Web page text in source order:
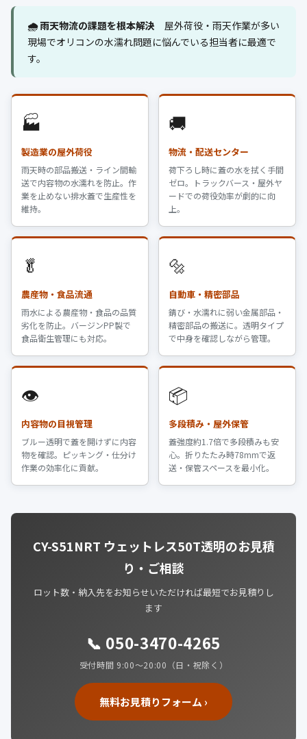
🌧️ 雨天物流の課題を根本解決 屋外荷役・雨天作業が多い
現場でオリコンの水濡れ問題に悩んでいる担当者に最適で
す。
🏭
製造業の屋外荷役
雨天時の部品搬送・ライン間輸
送で内容物の水濡れを防止。作
業を止めない排水蓋で生産性を
維持。
🚚
物流・配送センター
荷下ろし時に蓋の水を拭く手間
ゼロ。トラックバース・屋外ヤ
ードでの荷役効率が劇的に向
上。
🥬
農産物・食品流通
雨水による農産物・食品の品質
劣化を防止。バージンPP製で
食品衛生管理にも対応。
🔩
自動車・精密部品
錆び・水濡れに弱い金属部品・
精密部品の搬送に。透明タイプ
で中身を確認しながら管理。
👁️
内容物の目視管理
ブルー透明で蓋を開けずに内容
物を確認。ピッキング・仕分け
作業の効率化に貢献。
📦
多段積み・屋外保管
蓋強度約1.7倍で多段積みも安
心。折りたたみ時78mmで返
送・保管スペースを最小化。
CY-S51NRT ウェットレス50T透明のお見積
り・ご相談
ロット数・納入先をお知らせいただければ最短でお見積りし
ます
📞 050-3470-4265
受付時間 9:00〜20:00（日・祝除く）
無料お見積りフォーム ›